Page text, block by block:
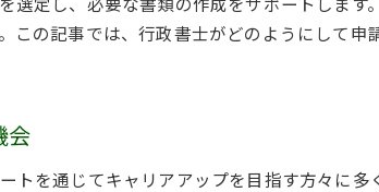
留学経験者が行政書士求人で活躍
社会に貢献する在留資格支援の役割
この記事では、行政書士がどのようにして
会
トを通じてキャリアアップを目指す方々に